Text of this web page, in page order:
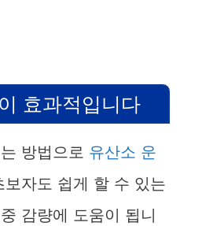
효과적입니다
방법으로 유산소 운
보자도 쉽게 할 수 있는
감량에 도움이 됩니